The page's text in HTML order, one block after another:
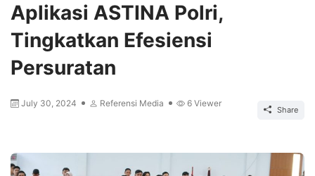
Aplikasi ASTINA Polri,
Tingkatkan Efesiensi
Persuratan
July 30, 2024 Referensi Media 6 Viewer
Share